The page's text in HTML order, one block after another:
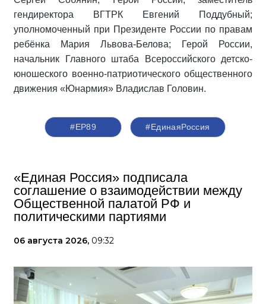
гендиректора ВГТРК Евгений Поддубный;
уполномоченный при Президенте России по правам
ребёнка Мария Львова-Белова; Герой России,
начальник Главного штаба Всероссийского детско-
юношеского военно-патриотического общественного
движения «Юнармия» Владислав Головин.
#ЕР89 #‎ЕдинаяРоссия
«Единая Россия» подписала
соглашение о взаимодействии между
Общественной палатой РФ и
политическими партиями
06 августа 2026, 09:32